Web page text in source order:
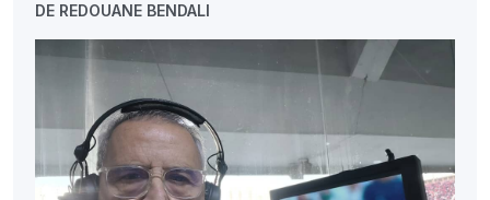
DE REDOUANE BENDALI